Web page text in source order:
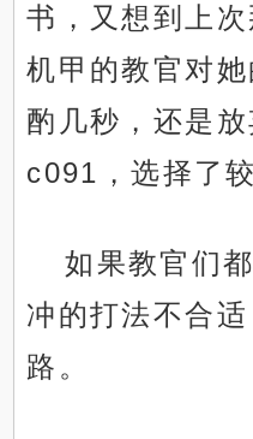
书，又想到上
机甲的教官对
酌几秒，还是
c091，选择了
如果教官们
冲的打法不合
路。